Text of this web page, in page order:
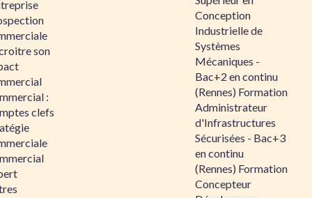
son
:
clefs
Conception
Industrielle de
Systèmes
Mécaniques -
Bac+2 en continu
(Rennes) Formation
Administrateur
d'Infrastructures
Sécurisées - Bac+3
en continu
(Rennes) Formation
Concepteur